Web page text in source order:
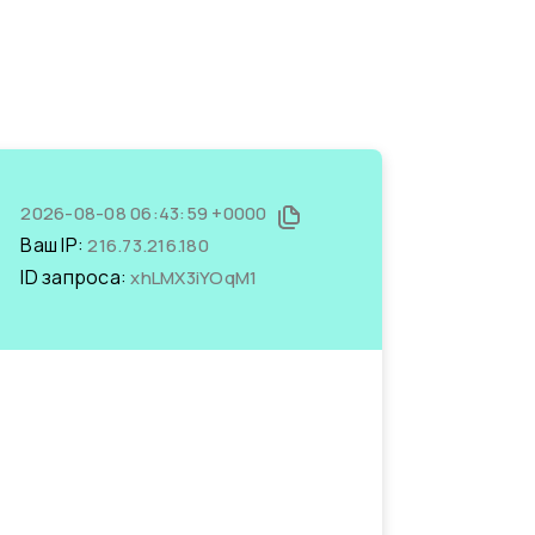
2026-08-08 06:43:59 +0000
Ваш IP:216.73.216.180
ID запроса:xhLMX3iYOqM1